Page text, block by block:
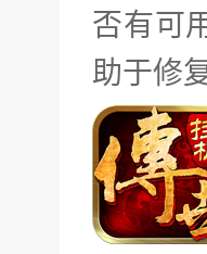
否有可
助于修